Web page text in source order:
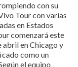
con su
Tour con varias
en Estados
comenzará este
abril en Chicago y
como un
el equipo